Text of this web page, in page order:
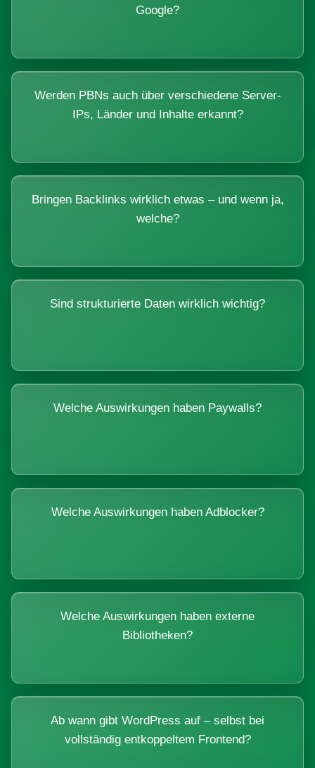
Google?
Werden PBNs auch über verschiedene Server-
IPs, Länder und Inhalte erkannt?
Bringen Backlinks wirklich etwas – und wenn ja,
welche?
Sind strukturierte Daten wirklich wichtig?
Welche Auswirkungen haben Paywalls?
Welche Auswirkungen haben Adblocker?
Welche Auswirkungen haben externe
Bibliotheken?
Ab wann gibt WordPress auf – selbst bei
vollständig entkoppeltem Frontend?